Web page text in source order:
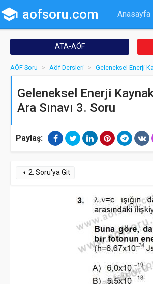
school aofsoru.com Anasayfa
ATA-AÖF
AÖF Soru Aöf Dersleri Geleneksel Enerji
Geleneksel Enerji
Ara Sınavı 3. Soru
Paylaş:
arrow_left 2. Soru'ya Git